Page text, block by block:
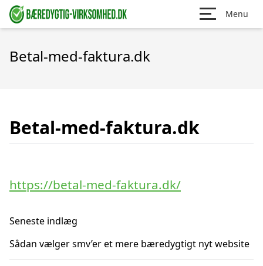
Menu
Betal-med-faktura.dk
Betal-med-faktura.dk
https://betal-med-faktura.dk/
Seneste indlæg
Sådan vælger smv’er et mere bæredygtigt nyt website